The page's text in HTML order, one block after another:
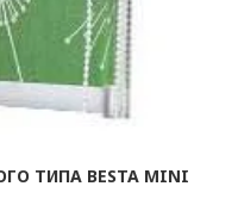
ТИПА BESTA MINI